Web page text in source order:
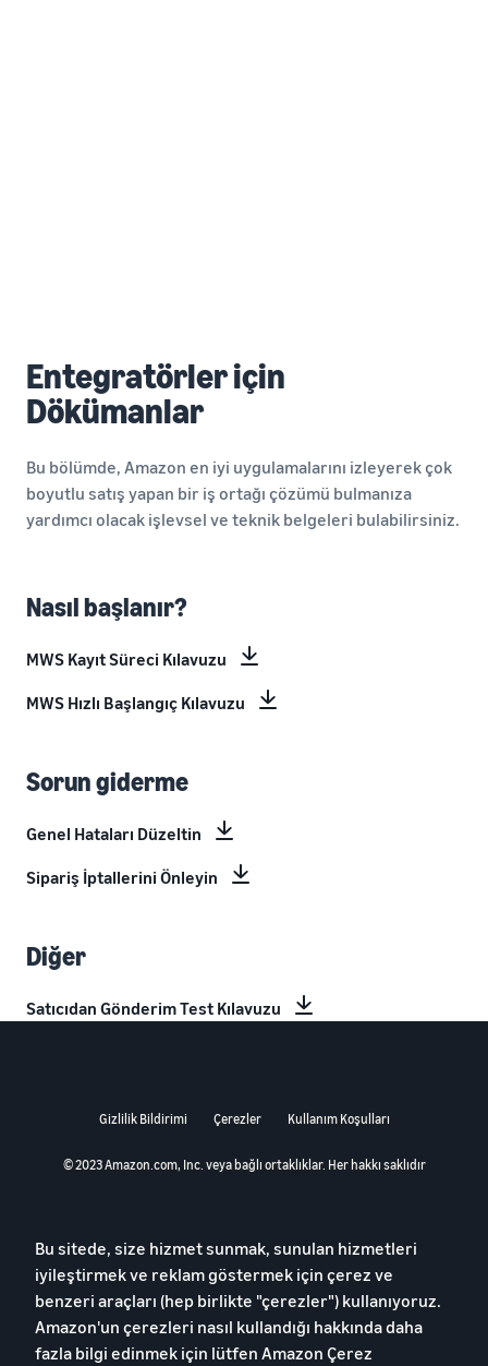
Entegratörler için
Dökümanlar
Bu bölümde, Amazon en iyi uygulamalarını izleyerek çok
boyutlu satış yapan bir iş ortağı çözümü bulmanıza
yardımcı olacak işlevsel ve teknik belgeleri bulabilirsiniz.
Nasıl başlanır?
MWS Kayıt Süreci Kılavuzu
MWS Hızlı Başlangıç Kılavuzu
Sorun giderme
Genel Hataları Düzeltin
Sipariş İptallerini Önleyin
Diğer
Satıcıdan Gönderim Test Kılavuzu
Gizlilik Bildirimi Çerezler Kullanım Koşulları
© 2023 Amazon.com, Inc. veya bağlı ortaklıklar. Her hakkı saklıdır
Bu sitede, size hizmet sunmak, sunulan hizmetleri
iyileştirmek ve reklam göstermek için çerez ve
benzeri araçları (hep birlikte "çerezler") kullanıyoruz.
Amazon'un çerezleri nasıl kullandığı hakkında daha
fazla bilgi edinmek için lütfen Amazon Çerez